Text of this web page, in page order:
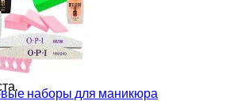
наборы для маникюра